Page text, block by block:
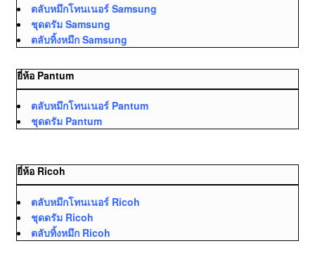
ตลับหมึกโทนเนอร์ Samsung
ชุดดรัม Samsung
ตลับทิ้งหมึก Samsung
ยี่ห้อ Pantum
ตลับหมึกโทนเนอร์ Pantum
ชุดดรัม Pantum
ยี่ห้อ Ricoh
ตลับหมึกโทนเนอร์ Ricoh
ชุดดรัม Ricoh
ตลับทิ้งหมึก Ricoh